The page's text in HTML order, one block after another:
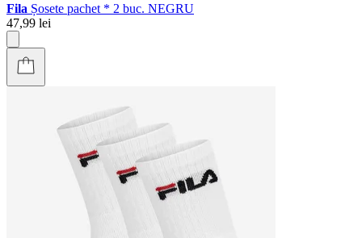
Fila Șosete pachet * 2 buc. NEGRU
47,99 lei